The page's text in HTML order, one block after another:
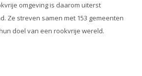
omgeving is daarom uiterst
Ze streven samen met 153 gemeenten
doel van een rookvrije wereld.